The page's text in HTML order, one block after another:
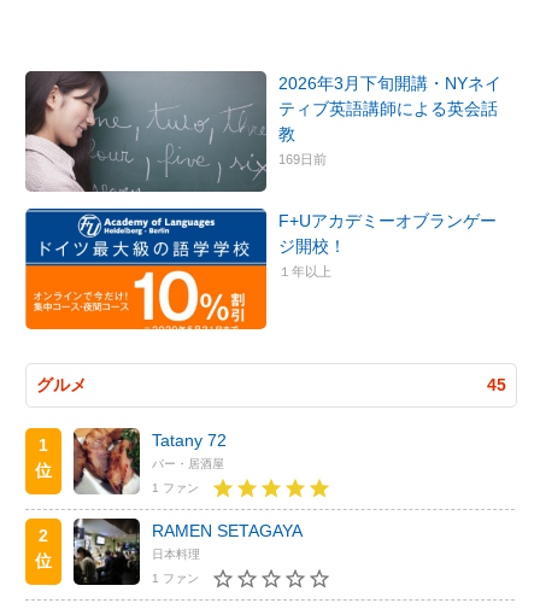
2026年3月下旬開講・NYネイ
ティブ英語講師による英会話
教
169日前
F+Uアカデミーオブランゲー
ジ開校！
１年以上
グルメ 45
1
位
Tatany 72
バー・居酒屋
1 ファン
2
位
RAMEN SETAGAYA
日本料理
1 ファン